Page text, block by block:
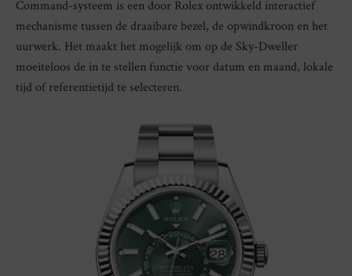
Command-systeem is een door Rolex ontwikkeld interactief
mechanisme tussen de draaibare bezel, de opwindkroon en het
uurwerk. Het maakt het mogelijk om op de Sky-Dweller
moeiteloos de in te stellen functie voor datum en maand, lokale
tijd of referentietijd te selecteren.